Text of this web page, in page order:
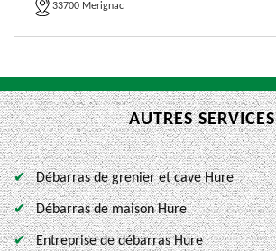
33700 Merignac
AUTRES SERVICES
Débarras de grenier et cave Hure
Débarras de maison Hure
Entreprise de débarras Hure